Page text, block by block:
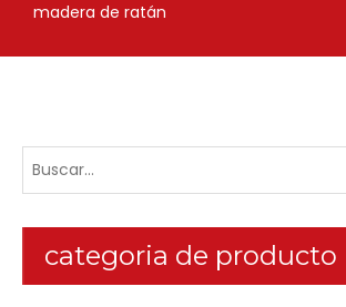
madera de ratán
categoria de producto